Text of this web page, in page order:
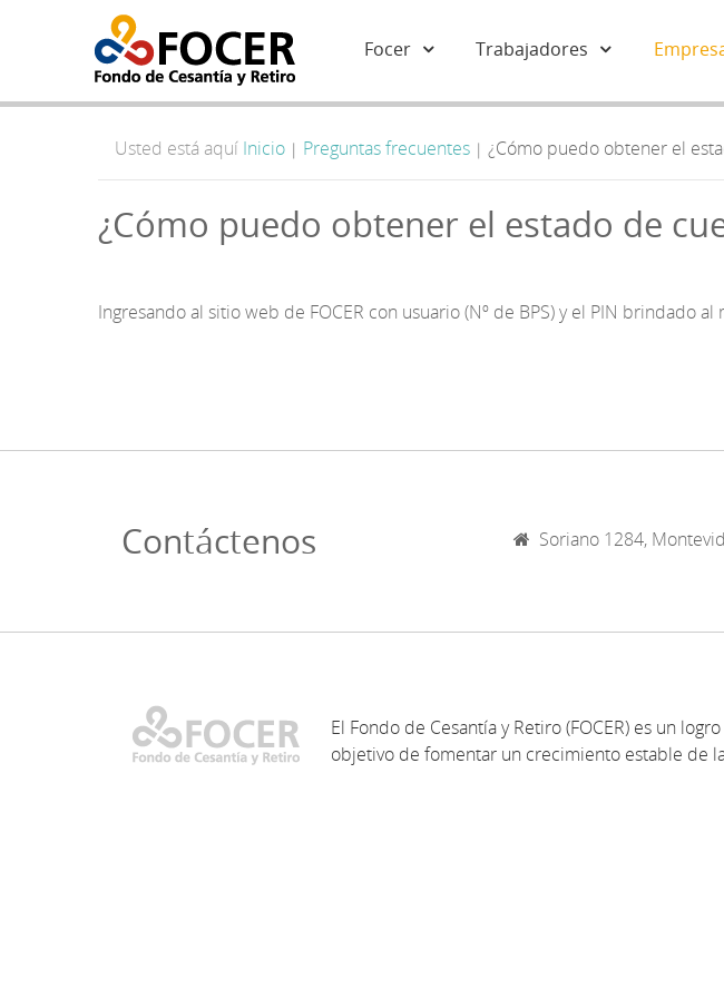
Focer Trabajadores
Usted está aquí Inicio | Preguntas frecuentes | ¿Cómo puedo obtener el
¿Cómo puedo obtener el estado de
Ingresando al sitio web de FOCER con usuario (Nº de BPS) y el PIN brindado
Contáctenos Soriano 1284,
El Fondo de Cesantía y Retiro (FOCER) es un
objetivo de fomentar un crecimiento estable de